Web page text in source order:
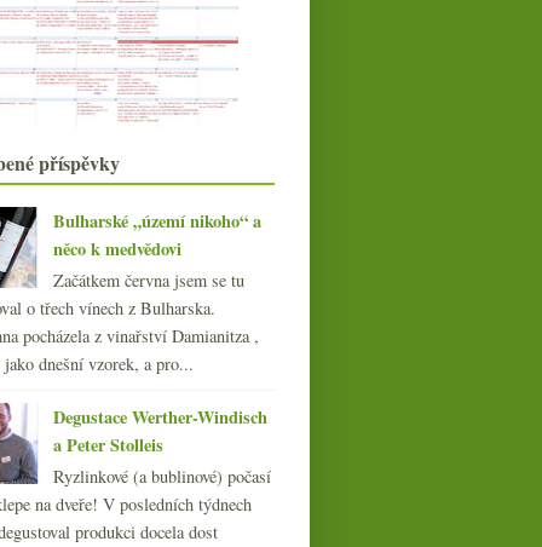
Aligoté od burgundské špičky
Degustace ve skladu
Vinná manga s lahví Bordeaux
Výsledky ankety „Mladá listopadová
vína…“
Všehochuť ze světa vína
Alsasko medové, květinové i plné
kyselin
listopadu(20)
října (22)
září (21)
srpna (21)
července (18)
června(22)
května(20)
dubna(21)
března(23)
února(20)
ledna(20)
příspěvky
Bulharské „území nikoho“ a
něco k medvědovi
Začátkem června jsem se tu
o třech vínech z Bulharska.
pocházela z vinařství Damianitza ,
jako dnešní vzorek, a pro...
Degustace Werther-Windisch
a Peter Stolleis
Ryzlinkové (a bublinové) počasí
na dveře! V posledních týdnech
produkci docela dost